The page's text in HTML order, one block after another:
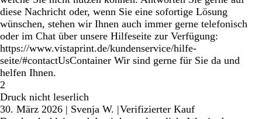
diese Nachricht oder, wenn Sie eine sofortige Lösung
wünschen, stehen wir Ihnen auch immer gerne telefonisch
oder im Chat über unsere Hilfeseite zur Verfügung:
https://www.vistaprint.de/kundenservice/hilfe-
seite/#contactUsContainer Wir sind gerne für Sie da und
helfen Ihnen.
2
Druck nicht leserlich
30. März 2026 | Svenja W. |Verifizierter Kauf